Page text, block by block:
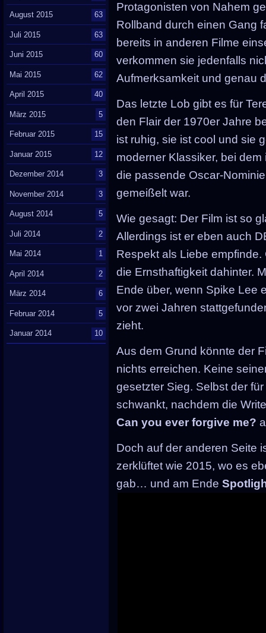
Protagonisten von Nahem
Rollband durch einen Gang
bereits in anderen Filme
verkommen sie jedenfalls
Aufmerksamkeit und genau
Das letzte Lob gibt es für
den Flair der 1970er Jahre
ist ruhig, sie ist cool und sie
moderner Klassiker, bei
die passende Oscar-
gemeißelt war.
Wie gesagt: Der Film ist so
Allerdings ist er eben auch
Respekt als Liebe
die Ernsthaftigkeit dahinter.
Ende über, wenn Spike Lee
vor zwei Jahren
zieht.
Aus dem Grund könnte der
nichts erreichen. Keine
gesetzter Sieg. Selbst der
schwankt, nachdem die
Can you ever forgive me?
Doch auf der anderen Seite
zerklüftet wie 2015, wo es
gab… und am Ende
August 2015 63
Juli 2015 63
Juni 2015 60
Mai 2015 62
April 2015 40
März 2015 5
Februar 2015 15
Januar 2015 12
Dezember 2014 3
November 2014 3
August 2014 5
Juli 2014 2
Mai 2014 1
April 2014 2
März 2014 6
Februar 2014 5
Januar 2014 10